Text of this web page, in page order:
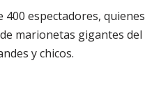
espectadores, quienes
marionetas gigantes del
y chicos.